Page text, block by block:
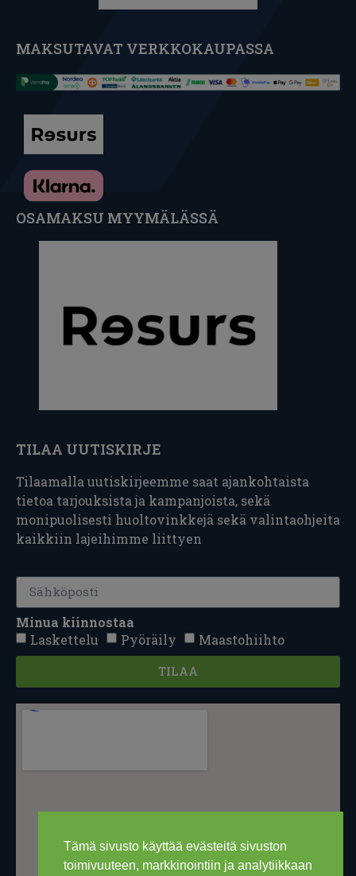
Tämä sivusto käyttää evästeitä sivuston
toimivuuteen, markkinointiin ja analytiikkaan
MAKSUTAVAT VERKKOKAUPASSA
OSAMAKSU MYYMÄLÄSSÄ
TILAA UUTISKIRJE
Tilaamalla uutiskirjeemme saat ajankohtaista
tietoa tarjouksista ja kampanjoista, sekä
monipuolisesti huoltovinkkejä sekä valintaohjeita
kaikkiin lajeihimme liittyen
Minua kiinnostaa
Laskettelu
Pyöräily Maastohiihto
TILAA